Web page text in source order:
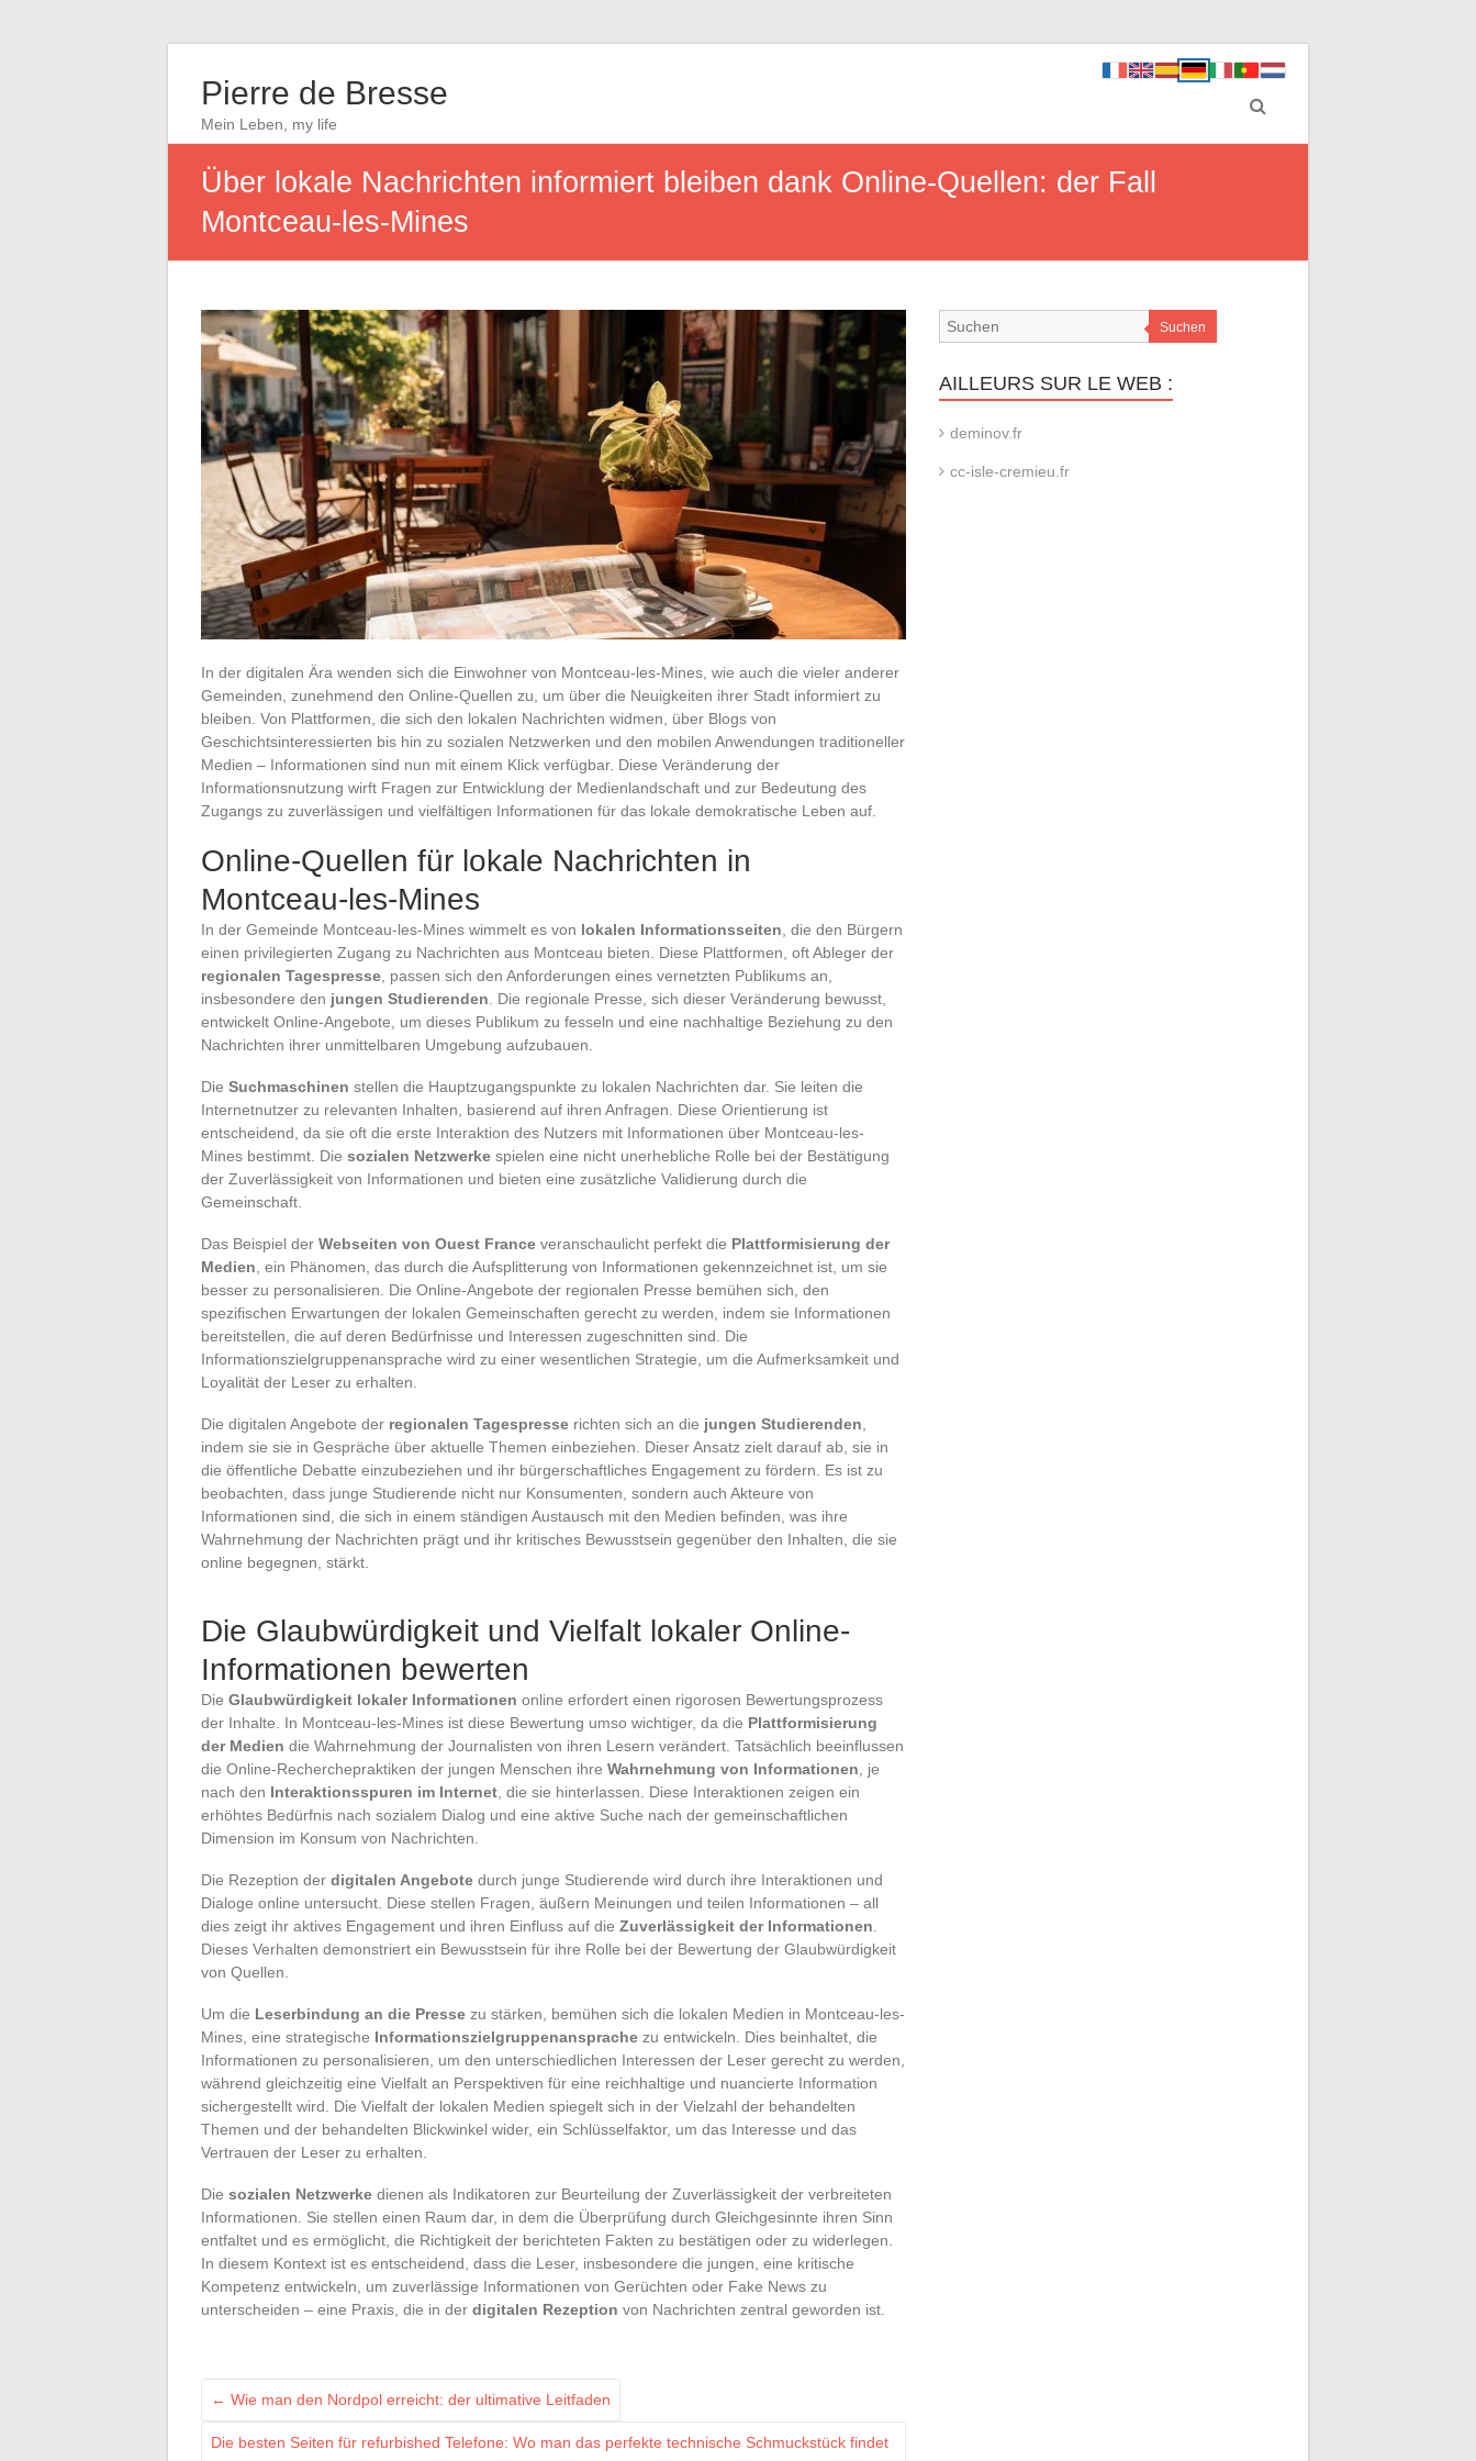
Pierre de Bresse
Mein Leben, my life
Über lokale Nachrichten informiert bleiben dank Online-Quellen: der Fall
Montceau-les-Mines
In der digitalen Ära wenden sich die Einwohner von Montceau-les-Mines, wie auch die vieler anderer
Gemeinden, zunehmend den Online-Quellen zu, um über die Neuigkeiten ihrer Stadt informiert zu
bleiben. Von Plattformen, die sich den lokalen Nachrichten widmen, über Blogs von
Geschichtsinteressierten bis hin zu sozialen Netzwerken und den mobilen Anwendungen traditioneller
Medien – Informationen sind nun mit einem Klick verfügbar. Diese Veränderung der
Informationsnutzung wirft Fragen zur Entwicklung der Medienlandschaft und zur Bedeutung des
Zugangs zu zuverlässigen und vielfältigen Informationen für das lokale demokratische Leben auf.
Online-Quellen für lokale Nachrichten in
Montceau-les-Mines
In der Gemeinde Montceau-les-Mines wimmelt es von lokalen Informationsseiten , die den Bürgern
einen privilegierten Zugang zu Nachrichten aus Montceau bieten. Diese Plattformen, oft Ableger der
regionalen Tagespresse , passen sich den Anforderungen eines vernetzten Publikums an,
insbesondere den jungen Studierenden . Die regionale Presse, sich dieser Veränderung bewusst,
entwickelt Online-Angebote, um dieses Publikum zu fesseln und eine nachhaltige Beziehung zu den
Nachrichten ihrer unmittelbaren Umgebung aufzubauen.
Die Suchmaschinen stellen die Hauptzugangspunkte zu lokalen Nachrichten dar. Sie leiten die
Internetnutzer zu relevanten Inhalten, basierend auf ihren Anfragen. Diese Orientierung ist
entscheidend, da sie oft die erste Interaktion des Nutzers mit Informationen über Montceau-les-
Mines bestimmt. Die sozialen Netzwerke spielen eine nicht unerhebliche Rolle bei der Bestätigung
der Zuverlässigkeit von Informationen und bieten eine zusätzliche Validierung durch die
Gemeinschaft.
Das Beispiel der Webseiten von Ouest France veranschaulicht perfekt die Plattformisierung der
Medien , ein Phänomen, das durch die Aufsplitterung von Informationen gekennzeichnet ist, um sie
besser zu personalisieren. Die Online-Angebote der regionalen Presse bemühen sich, den
spezifischen Erwartungen der lokalen Gemeinschaften gerecht zu werden, indem sie Informationen
bereitstellen, die auf deren Bedürfnisse und Interessen zugeschnitten sind. Die
Informationszielgruppenansprache wird zu einer wesentlichen Strategie, um die Aufmerksamkeit und
Loyalität der Leser zu erhalten.
Die digitalen Angebote der regionalen Tagespresse richten sich an die jungen Studierenden
indem sie sie in Gespräche über aktuelle Themen einbeziehen. Dieser Ansatz zielt darauf ab, sie in
die öffentliche Debatte einzubeziehen und ihr bürgerschaftliches Engagement zu fördern. Es ist zu
beobachten, dass junge Studierende nicht nur Konsumenten, sondern auch Akteure von
Informationen sind, die sich in einem ständigen Austausch mit den Medien befinden, was ihre
Wahrnehmung der Nachrichten prägt und ihr kritisches Bewusstsein gegenüber den Inhalten, die sie
online begegnen, stärkt.
Die Glaubwürdigkeit und Vielfalt lokaler Online-
Informationen bewerten
Die Glaubwürdigkeit lokaler Informationen online erfordert einen rigorosen Bewertungsprozess
der Inhalte. In Montceau-les-Mines ist diese Bewertung umso wichtiger, da die Plattformisierung
der Medien die Wahrnehmung der Journalisten von ihren Lesern verändert. Tatsächlich beeinflussen
die Online-Recherchepraktiken der jungen Menschen ihre Wahrnehmung von Informationen , je
nach den Interaktionsspuren im Internet , die sie hinterlassen. Diese Interaktionen zeigen ein
erhöhtes Bedürfnis nach sozialem Dialog und eine aktive Suche nach der gemeinschaftlichen
Dimension im Konsum von Nachrichten.
Die Rezeption der digitalen Angebote durch junge Studierende wird durch ihre Interaktionen und
Dialoge online untersucht. Diese stellen Fragen, äußern Meinungen und teilen Informationen – all
dies zeigt ihr aktives Engagement und ihren Einfluss auf die Zuverlässigkeit der Informationen
Dieses Verhalten demonstriert ein Bewusstsein für ihre Rolle bei der Bewertung der Glaubwürdigkeit
von Quellen.
Um die Leserbindung an die Presse zu stärken, bemühen sich die lokalen Medien in Montceau-les-
Mines, eine strategische Informationszielgruppenansprache zu entwickeln. Dies beinhaltet, die
Informationen zu personalisieren, um den unterschiedlichen Interessen der Leser gerecht zu werden,
während gleichzeitig eine Vielfalt an Perspektiven für eine reichhaltige und nuancierte Information
sichergestellt wird. Die Vielfalt der lokalen Medien spiegelt sich in der Vielzahl der behandelten
Themen und der behandelten Blickwinkel wider, ein Schlüsselfaktor, um das Interesse und das
Vertrauen der Leser zu erhalten.
Die sozialen Netzwerke dienen als Indikatoren zur Beurteilung der Zuverlässigkeit der verbreiteten
Informationen. Sie stellen einen Raum dar, in dem die Überprüfung durch Gleichgesinnte ihren Sinn
entfaltet und es ermöglicht, die Richtigkeit der berichteten Fakten zu bestätigen oder zu widerlegen.
In diesem Kontext ist es entscheidend, dass die Leser, insbesondere die jungen, eine kritische
Kompetenz entwickeln, um zuverlässige Informationen von Gerüchten oder Fake News zu
unterscheiden – eine Praxis, die in der digitalen Rezeption von Nachrichten zentral geworden ist.
← Wie man den Nordpol erreicht: der ultimative Leitfaden
Die besten Seiten für refurbished Telefone: Wo man das perfekte technische Schmuckstück findet
Suchen
AILLEURS SUR LE WEB :
deminov.fr
cc-isle-cremieu.fr